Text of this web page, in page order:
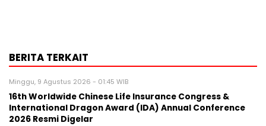
BERITA TERKAIT
Minggu, 9 Agustus 2026 - 01:45 WIB
16th Worldwide Chinese Life Insurance Congress &
International Dragon Award (IDA) Annual Conference
2026 Resmi Digelar